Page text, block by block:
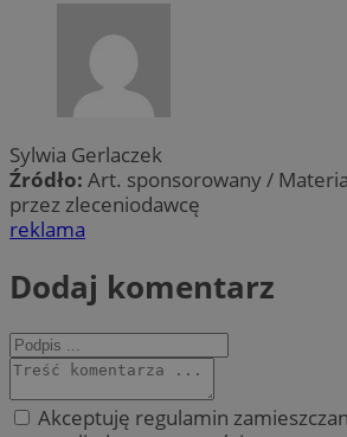
Sylwia Gerlaczek
Źródło: Art. sponsorowany /
przez zleceniodawcę
reklama
Dodaj komentarz
Akceptuję regulamin